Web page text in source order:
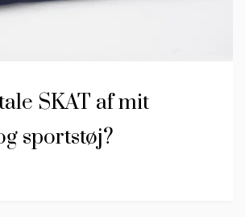
SKAT af mit
sportstøj?